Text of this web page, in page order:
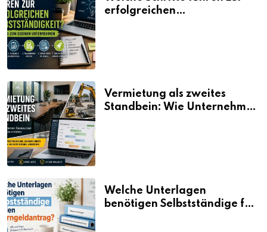
erfolgreichen
Vermietung als zweites
Standbein: Wie Unternehmen
Welche Unterlagen
benötigen Selbstständige für